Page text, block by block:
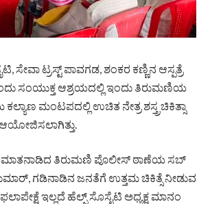
ಸೇವಾ ಟ್ರಸ್ಟ್ ಪಾವಗಡ, ಶಂಕರ ಕಣ್ಣಿನ ಆಸ್ಪತ್ರೆ
ಸಂಯುಕ್ತ ಆಶ್ರಯದಲ್ಲಿ ಇಂದು ತಿರುಮಣಿಯ
ಕಲ್ಯಾಣ ಮಂಟಪದಲ್ಲಿ ಉಚಿತ ನೇತ್ರ ಶಸ್ತ್ರಚಿಕಿತ್ಸಾ
ಆಯೋಜಿಸಲಾಗಿತ್ತು.
ಮಾತನಾಡಿದ ತಿರುಮಣಿ ಪೊಲೀಸ್ ಠಾಣೆಯ ಸಬ್
ಗಡಿನಾಡಿನ ಜನತೆಗೆ ಉತ್ತಮ ಚಿಕಿತ್ಸೆ ನೀಡುವ
ಇಲ್ಲದೆ ಹೆಲ್ಪ್ ಸೊಸೈಟಿ ಅಧ್ಯಕ್ಷ ಮಾನಂ